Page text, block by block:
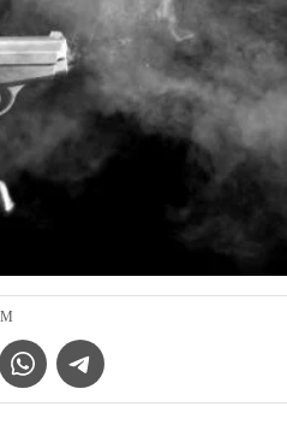
Icon
WhatsApp IconTelegram Icon